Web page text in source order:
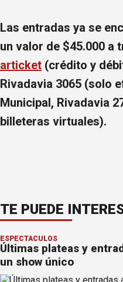
Las entradas ya se
un valor de $45.000 a
articket (crédito y
Rivadavia 3065 (solo
Municipal, Rivadavia
billeteras virtuales).
TE PUEDE
ESPECTÁCULOS
Últimas plateas y
un show único